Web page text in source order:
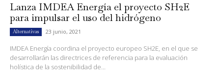
Lanza IMDEA Energía el proyecto SH2E
para impulsar el uso del hidrógeno
Alternativas 23 junio, 2021
IMDEA Energía coordina el proyecto europeo SH2E, en el que se
desarrollarán las directrices de referencia para la evaluación
holística de la sostenibilidad de...